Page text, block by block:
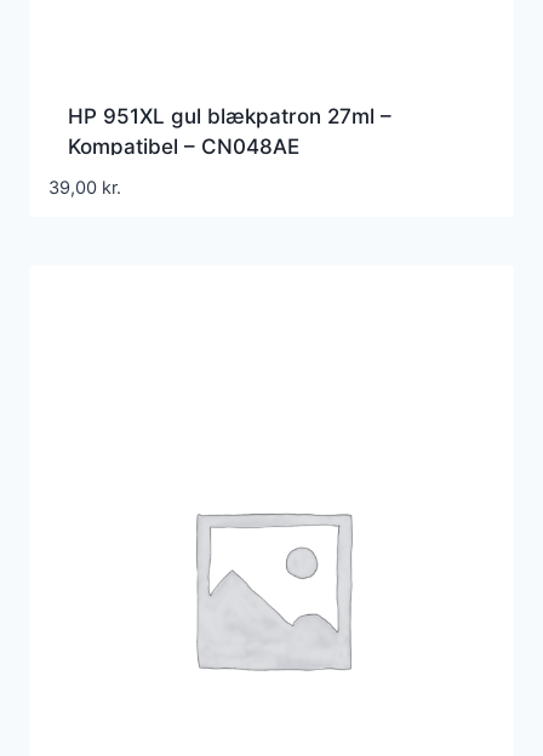
HP 951XL gul blækpatron 27ml –
Kompatibel – CN048AE
39,00 kr.